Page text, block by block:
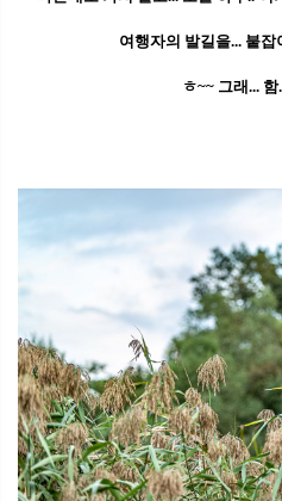
여행자의 발길을... 붙
ㅎ~~ 그래...